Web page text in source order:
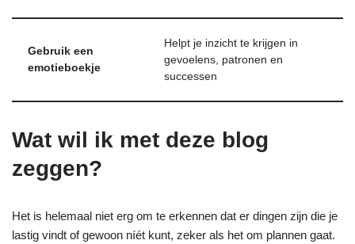
Gebruik een
emotieboekje
Helpt je inzicht te krijgen in
gevoelens, patronen en
successen
Wat wil ik met deze blog
zeggen?
Het is helemaal niet erg om te erkennen dat er dingen zijn die je
lastig vindt of gewoon níét kunt, zeker als het om plannen gaat.